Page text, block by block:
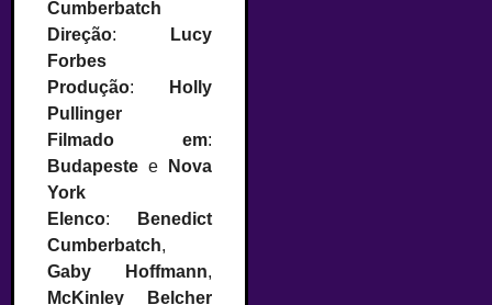
Cumberbatch
Direção:
Lucy
Forbes
Produção:
Holly
Pullinger
Filmado em:
Budapeste e
Nova
York
Elenco:
Benedict
Cumberbatch,
Gaby Hoffmann,
McKinley Belcher